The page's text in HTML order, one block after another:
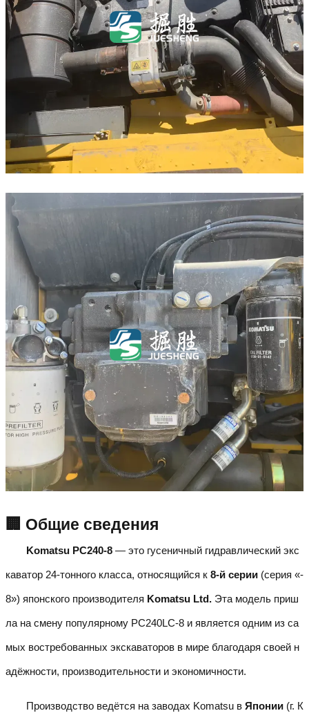
🏢 Общие сведения
Komatsu PC240-8 — это гусеничный гидравлический экс
каватор 24-тонного класса, относящийся к 8-й серии (серия «-
8») японского производителя Komatsu Ltd. Эта модель приш
ла на смену популярному PC240LC-8 и является одним из са
мых востребованных экскаваторов в мире благодаря своей н
адёжности, производительности и экономичности.
Производство ведётся на заводах Komatsu в Японии (г. К